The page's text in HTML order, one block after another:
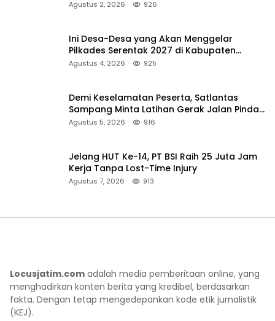
Pencarian
Agustus 2, 2026 926
Ini Desa-Desa yang Akan Menggelar
Pilkades Serentak 2027 di Kabupaten
Sumenep
Agustus 4, 2026 925
Demi Keselamatan Peserta, Satlantas
Sampang Minta Latihan Gerak Jalan Pindah
ke Lokasi Aman
Agustus 5, 2026 916
Jelang HUT Ke-14, PT BSI Raih 25 Juta Jam
Kerja Tanpa Lost-Time Injury
Agustus 7, 2026 913
Locusjatim.com adalah media pemberitaan online, yang
menghadirkan konten berita yang kredibel, berdasarkan
fakta. Dengan tetap mengedepankan kode etik jurnalistik
(KEJ).